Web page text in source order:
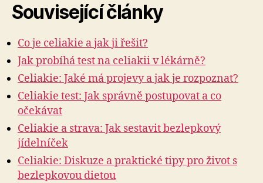
Související články
Co je celiakie a jak ji řešit?
Jak probíhá test na celiakii v lékárně?
Celiakie: Jaké má projevy a jak je rozpoznat?
Celiakie test: Jak správně postupovat a co
očekávat
Celiakie a strava: Jak sestavit bezlepkový
jídelníček
Celiakie: Diskuze a praktické tipy pro život s
bezlepkovou dietou